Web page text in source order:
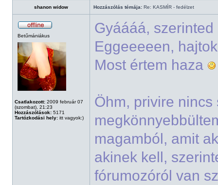
shanon widow Hozzászólás témája: Re: KASMÍR - fedélzet
Betűmániákus
Csatlakozott: 2009 február 07
(szombat), 21:23
Hozzászólások: 5171
Tartózkodási hely: itt vagyok:)
Gyáááá,
Eggeeeeen,
Most értem haza
Öhm, privire
magamból, amit
akinek kell,
fórumozóról van